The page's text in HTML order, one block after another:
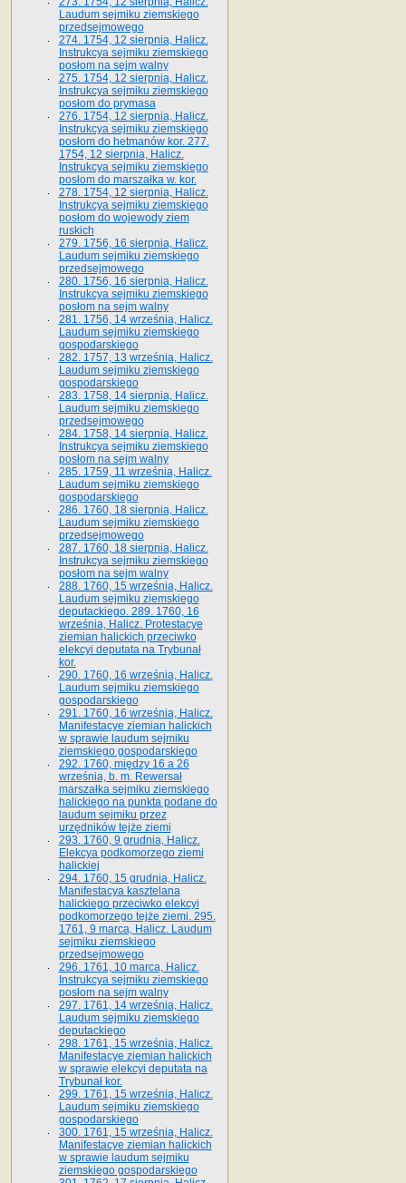
Laudum sejmiku ziemskiego
przedsejmowego
274. 1754, 12 sierpnia, Halicz.
Instrukcya sejmiku ziemskiego
posłom na sejm walny
275. 1754, 12 sierpnia, Halicz.
Instrukcya sejmiku ziemskiego
posłom do prymasa
276. 1754, 12 sierpnia, Halicz.
Instrukcya sejmiku ziemskiego
posłom do hetmanów kor. 277.
1754, 12 sierpnia, Halicz.
Instrukcya sejmiku ziemskiego
posłom do marszałka w. kor.
278. 1754, 12 sierpnia, Halicz.
Instrukcya sejmiku ziemskiego
posłom do wojewody ziem
ruskich
279. 1756, 16 sierpnia, Halicz.
Laudum sejmiku ziemskiego
przedsejmowego
280. 1756, 16 sierpnia, Halicz.
Instrukcya sejmiku ziemskiego
posłom na sejm walny
281. 1756, 14 września, Halicz.
Laudum sejmiku ziemskiego
gospodarskiego
282. 1757, 13 września, Halicz.
Laudum sejmiku ziemskiego
gospodarskiego
283. 1758, 14 sierpnia, Halicz.
Laudum sejmiku ziemskiego
przedsejmowego
284. 1758, 14 sierpnia, Halicz.
Instrukcya sejmiku ziemskiego
posłom na sejm walny
285. 1759, 11 września, Halicz.
Laudum sejmiku ziemskiego
gospodarskiego
286. 1760, 18 sierpnia, Halicz.
Laudum sejmiku ziemskiego
przedsejmowego
287. 1760, 18 sierpnia, Halicz.
Instrukcya sejmiku ziemskiego
posłom na sejm walny
288. 1760, 15 września, Halicz.
Laudum sejmiku ziemskiego
deputackiego. 289. 1760, 16
września, Halicz. Protestacye
ziemian halickich przeciwko
elekcyi deputata na Trybunał
kor.
290. 1760, 16 września, Halicz.
Laudum sejmiku ziemskiego
gospodarskiego
291. 1760, 16 września, Halicz.
Manifestacye ziemian halickich
w sprawie laudum sejmiku
ziemskiego gospodarskiego
292. 1760, między 16 a 26
września, b. m. Rewersał
marszałka sejmiku ziemskiego
halickiego na punkta podane do
laudum sejmiku przez
urzędników tejże ziemi
293. 1760, 9 grudnia, Halicz.
Elekcya podkomorzego ziemi
halickiej
294. 1760, 15 grudnia, Halicz.
Manifestacya kasztelana
halickiego przeciwko elekcyi
podkomorzego tejże ziemi. 295.
1761, 9 marca, Halicz. Laudum
sejmiku ziemskiego
przedsejmowego
296. 1761, 10 marca, Halicz.
Instrukcya sejmiku ziemskiego
posłom na sejm walny
297. 1761, 14 września, Halicz.
Laudum sejmiku ziemskiego
deputackiego
298. 1761, 15 września, Halicz.
Manifestacye ziemian halickich
w sprawie elekcyi deputata na
Trybunał kor.
299. 1761, 15 września, Halicz.
Laudum sejmiku ziemskiego
gospodarskiego
300. 1761, 15 września, Halicz.
Manifestacye ziemian halickich
w sprawie laudum sejmiku
ziemskiego gospodarskiego